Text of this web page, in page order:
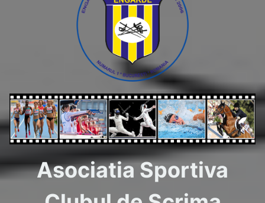
Asociatia Sportiva